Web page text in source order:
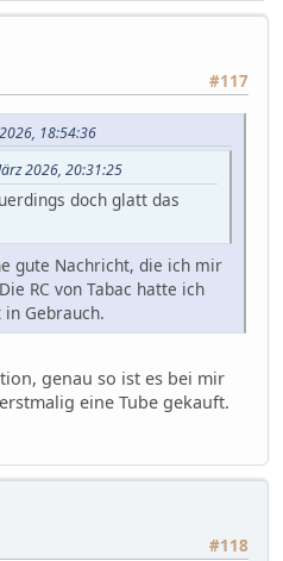
#117
18:54:36
2026, 20:31:25
doch glatt das
gute Nachricht, die ich mir
RC von Tabac hatte ich
Gebrauch.
genau so ist es bei mir
eine Tube gekauft.
#118